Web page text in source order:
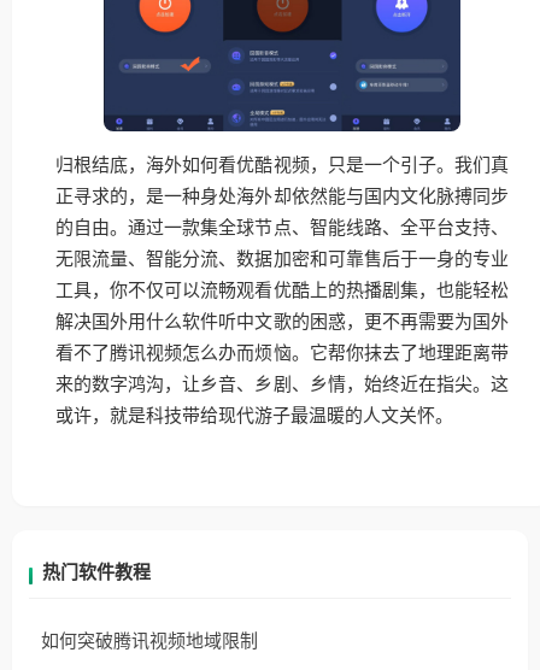
归根结底，海外如何看优酷视频，只是一个引子。我们真
正寻求的，是一种身处海外却依然能与国内文化脉搏同步
的自由。通过一款集全球节点、智能线路、全平台支持、
无限流量、智能分流、数据加密和可靠售后于一身的专业
工具，你不仅可以流畅观看优酷上的热播剧集，也能轻松
解决国外用什么软件听中文歌的困惑，更不再需要为国外
看不了腾讯视频怎么办而烦恼。它帮你抹去了地理距离带
来的数字鸿沟，让乡音、乡剧、乡情，始终近在指尖。这
或许，就是科技带给现代游子最温暖的人文关怀。
热门软件教程
如何突破腾讯视频地域限制